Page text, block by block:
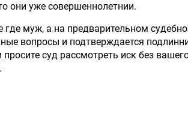
они уже совершеннолетнии.
где муж, а на предварительном
вопросы и подтверждается
суд рассмотреть иск без